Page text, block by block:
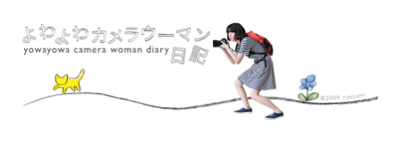
content